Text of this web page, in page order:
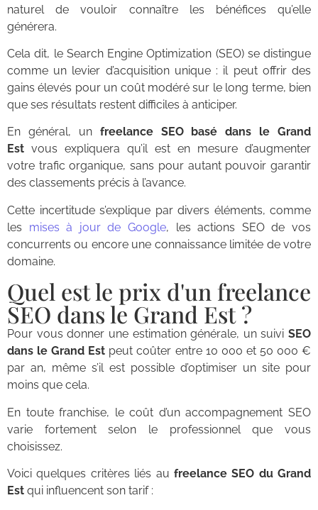
naturel de vouloir connaître les bénéfices qu’elle
générera.
Cela dit, le Search Engine Optimization (SEO) se distingue
comme un levier d’acquisition unique : il peut offrir des
gains élevés pour un coût modéré sur le long terme, bien
que ses résultats restent difficiles à anticiper.
En général, un freelance SEO basé dans le Grand
Est vous expliquera qu’il est en mesure d’augmenter
votre trafic organique, sans pour autant pouvoir garantir
des classements précis à l’avance.
Cette incertitude s’explique par divers éléments, comme
les mises à jour de Google, les actions SEO de vos
concurrents ou encore une connaissance limitée de votre
domaine.
Quel est le prix d'un freelance
SEO dans le Grand Est ?
Pour vous donner une estimation générale, un suivi SEO
dans le Grand Est peut coûter entre 10 000 et 50 000 €
par an, même s’il est possible d’optimiser un site pour
moins que cela.
En toute franchise, le coût d’un accompagnement SEO
varie fortement selon le professionnel que vous
choisissez.
Voici quelques critères liés au freelance SEO du Grand
Est qui influencent son tarif :